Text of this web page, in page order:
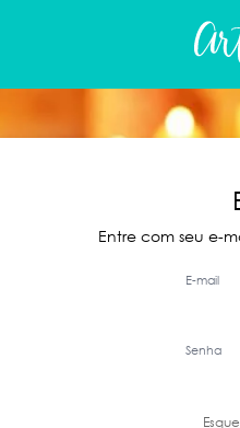
Entre com seu e-
E-mail
Senha